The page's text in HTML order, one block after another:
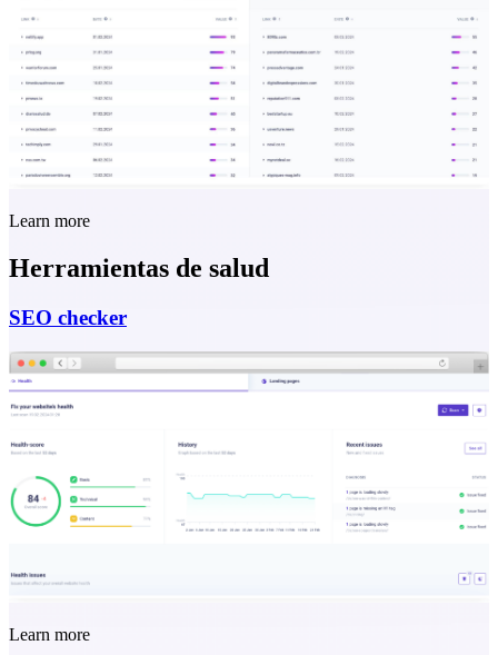
Learn more
Herramientas de salud
SEO checker
Learn more